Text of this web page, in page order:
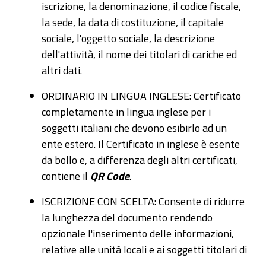
iscrizione, la denominazione, il codice fiscale,
la sede, la data di costituzione, il capitale
sociale, l'oggetto sociale, la descrizione
dell'attività, il nome dei titolari di cariche ed
altri dati.
ORDINARIO IN LINGUA INGLESE: Certificato
completamente in lingua inglese per i
soggetti italiani che devono esibirlo ad un
ente estero. Il Certificato in inglese è esente
da bollo e, a differenza degli altri certificati,
contiene il QR Code.
ISCRIZIONE CON SCELTA: Consente di ridurre
la lunghezza del documento rendendo
opzionale l'inserimento delle informazioni,
relative alle unità locali e ai soggetti titolari di